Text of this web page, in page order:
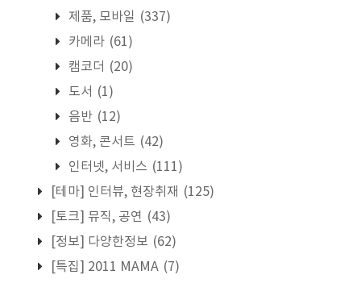
제품, 모바일 (337)
카메라 (61)
캠코더 (20)
도서 (1)
음반 (12)
영화, 콘서트 (42)
인터넷, 서비스 (111)
[테마] 인터뷰, 현장취재 (125)
[토크] 뮤직, 공연 (43)
[정보] 다양한정보 (62)
[특집] 2011 MAMA (7)